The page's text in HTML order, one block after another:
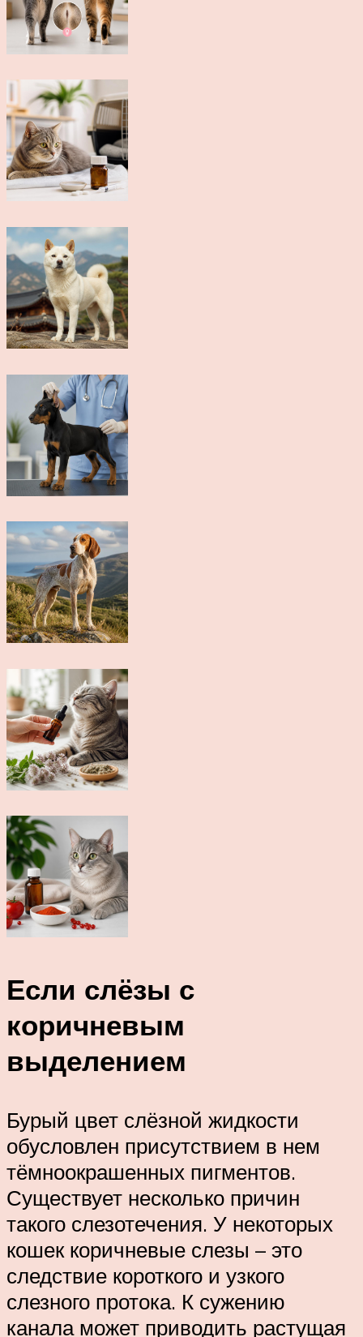
Если слёзы с
коричневым
выделением
Бурый цвет слёзной жидкости
обусловлен присутствием в нем
тёмноокрашенных пигментов.
Существует несколько причин
такого слезотечения. У некоторых
кошек коричневые слезы – это
следствие короткого и узкого
слезного протока. К сужению
канала может приводить растущая